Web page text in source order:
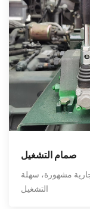
صمام التشغيل
مشهورة، سهلة
التشغيل